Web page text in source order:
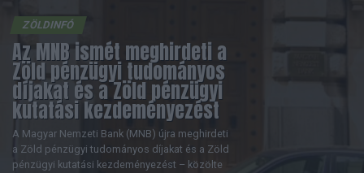
ZÖLDINFÓ
Az MNB ismét meghirdeti a
Zöld pénzügyi tudományos
díjakat és a Zöld pénzügyi
kutatási kezdeményezést
A Magyar Nemzeti Bank (MNB) újra meghirdeti
a Zöld pénzügyi tudományos díjakat és a Zöld
pénzügyi kutatási kezdeményezést – közölte